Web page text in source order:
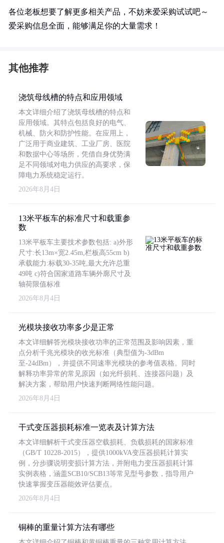
各位老板想要了解更多相关产品，不妨来爱采购试试吧～
爱采购信息全面，能够满足你的大量需求！
其他推荐
浇筑母线槽的特点和应用领域
本文详细介绍了浇筑母线槽的特点和
应用领域。其特点包括良好的电气、
机械、防火和防护性能。在应用上，
广泛用于商业建筑、工业厂房、医院
和数据中心等场所，凭借自身优势满
足不同领域对电力供应的高要求，保
障电力系统稳定运行。
2026年8月4日
13米平板车的标准尺寸和载重参
数
13米平板车主要技术参数包括: a)外形
尺寸:长13m×宽2.45m,栏板高55cm b)
承载能力:标载30-35吨,最大允许总重
49吨 c)符合国家道路车辆外廓尺寸及
轴荷限值标准
2026年8月4日
光模块接收功率多少是正常
本文详细解答光模块接收功率的正常范围及影响因素，重
点分析千兆光模块的收光标准（典型值为-3dBm
至-24dBm），并提供不同速率光模块的参考值表格。同时
解释功率异常的常见原因（如光纤损耗、连接器问题）及
解决方案，帮助用户快速判断网络性能问题。
2026年8月4日
干式变压器损耗标准一览表及计算方法
本文详细解析干式变压器空载损耗、负载损耗的国家标准
（GB/T 10228-2015），提供1000kVA变压器损耗计算实
例，分步骤说明变损计算方法，并附电力变压器损耗计算
实例表格，涵盖SCB10/SCB13等常见型号参数，指导用户
快速掌握变压器能效评估要点。
2026年8月4日
铜棒的重量计算方法有哪些